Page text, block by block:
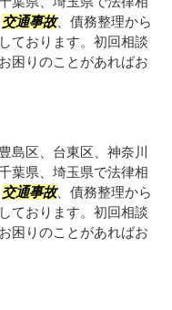
交通事故、債務整理から
ております。初回相談
困りのことがあればお
島区、台東区、神奈川
葉県、埼玉県で法律相
交通事故、債務整理から
ております。初回相談
困りのことがあればお